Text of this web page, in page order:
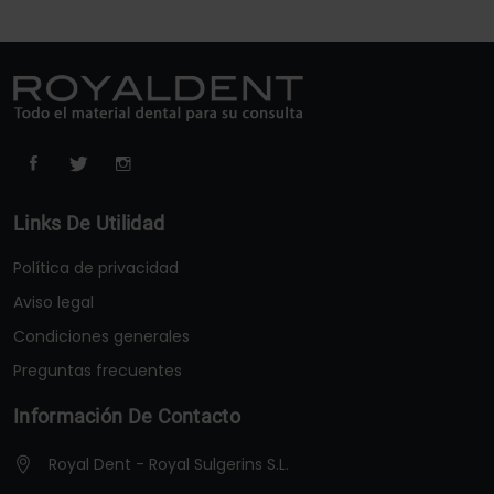
Links De Utilidad
Política de privacidad
Aviso legal
Condiciones generales
Preguntas frecuentes
Información De Contacto
Royal Dent - Royal Sulgerins S.L.